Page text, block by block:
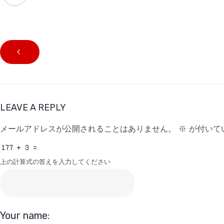
LEAVE A REPLY
メールアドレスが公開されることはありません。 ※ が付いて
上の計算式の答えを入力してください
Your name: